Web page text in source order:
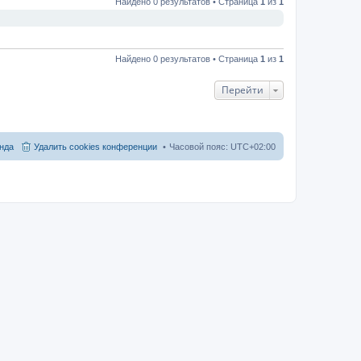
Найдено 0 результатов • Страница 1 из 1
Перейти
Часовой пояс: UTC+02:00
Удалить cookies конференции